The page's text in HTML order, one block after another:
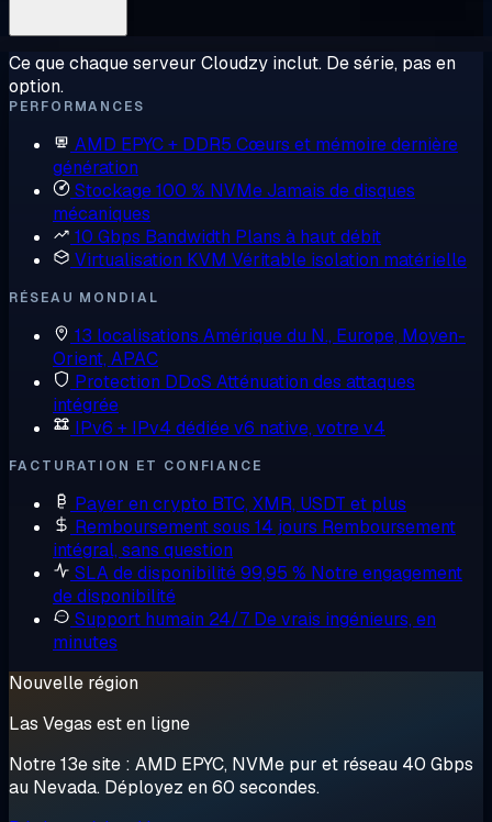
Ce que chaque serveur Cloudzy inclut. De série, pas en
option.
PERFORMANCES
AMD EPYC + DDR5 Cœurs et mémoire dernière
génération
Stockage 100 % NVMeJamais de disques
mécaniques
10 Gbps Bandwidth Plans à haut débit
Virtualisation KVM Véritable isolation matérielle
RÉSEAU MONDIAL
13 localisations Amérique du N., Europe, Moyen-
Orient, APAC
Protection DDoS Atténuation des attaques
intégrée
IPv6 + IPv4 dédiéev6 native, votre v4
FACTURATION ET CONFIANCE
Payer en crypto BTC, XMR, USDT et plus
Remboursement sous 14 jours Remboursement
intégral, sans question
SLA de disponibilité 99,95 % Notre engagement
de disponibilité
Support humain 24/7 De vrais ingénieurs, en
minutes
Nouvelle région
Las Vegas est en ligne
Notre 13e site : AMD EPYC, NVMe pur et réseau 40 Gbps
au Nevada. Déployez en 60 secondes.